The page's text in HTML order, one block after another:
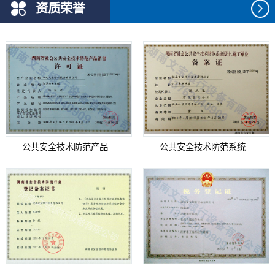
资质荣誉
公共安全技术防范产品... 公共安全技术防范系统...